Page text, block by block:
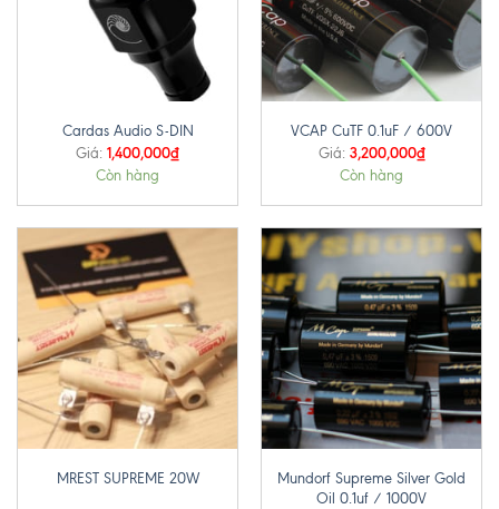
Cardas Audio S-DIN
Giá: 1,400,000₫
Còn hàng
VCAP CuTF 0.1uF / 600V
Giá: 3,200,000₫
Còn hàng
MREST SUPREME 20W
Mundorf Supreme Silver Gold
Oil 0.1uf / 1000V